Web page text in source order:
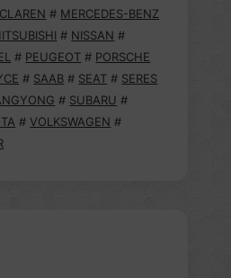
# MERCEDES-BENZ
# NISSAN #
# PEUGEOT # PORSCHE
# SAAB # SEAT # SERES
# SUBARU #
# VOLKSWAGEN #